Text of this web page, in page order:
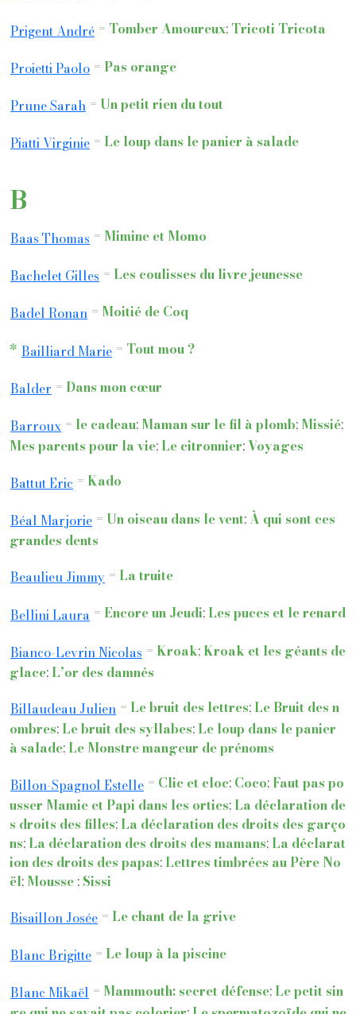
Prigent André = Tomber Amoureux; Tricoti Tricota
Proietti Paolo = Pas orange
Prune Sarah = Un petit rien du tout
Piatti Virginie = Le loup dans le panier à salade
B
Baas Thomas = Mimine et Momo
Bachelet Gilles = Les coulisses du livre jeunesse
Badel Ronan = Moitié de Coq
* Bailliard Marie = Tout mou ?
Balder = Dans mon cœur
Barroux = le cadeau; Maman sur le fil à plomb; Missié;
Mes parents pour la vie;Le citronnier;Voyages
Battut Eric = Kado
Béal Marjorie = Un oiseau dans le vent;À qui sont ces
grandes dents
Beaulieu Jimmy = La truite
Bellini Laura = Encore un Jeudi;Les puces et le renard
Bianco-Levrin Nicolas = Kroak;Kroak et les géants de
glace;L’or des damnés
Billaudeau Julien = Le bruit des lettres;Le Bruit des n
ombres;Le bruit des syllabes;Le loup dans le panier
à salade;Le Monstre mangeur de prénoms
Billon-Spagnol Estelle = Clic et cloc; Coco;Faut pas po
usser Mamie et Papi dans les orties;La déclaration de
s droits des filles;La déclaration des droits des garço
ns;La déclaration des droits des mamans;La déclarat
ion des droits des papas;Lettres timbrées au Père No
ël; Mousse ; Sissi
Bisaillon Josée = Le chant de la grive
Blanc Brigitte = Le loup à la piscine
Blanc Mikaël = Mammouth: secret défense;Le petit sin